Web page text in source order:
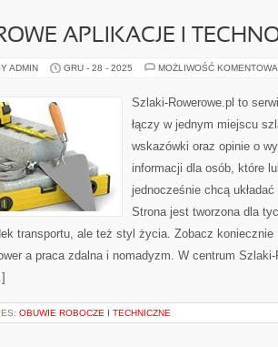
APLIKACJE I
ADMIN GRU - 28 - 2025 MOŻLIWOŚĆ
Szlaki-Rowerowe.pl to
łączy w jednym miejscu
wskazówki oraz opinie o
informacji dla osób, które
jednocześnie chcą
Strona jest tworzona dla
transportu, ale też styl życia. Zobacz
a praca zdalna i nomadyzm. W centrum
OBUWIE ROBOCZE I TECHNICZNE